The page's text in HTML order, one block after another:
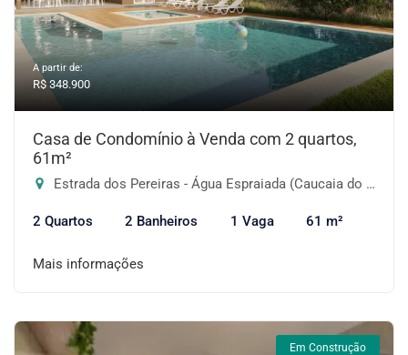
A partir de:
R$ 348.900
Casa de Condomínio à Venda com 2 quartos,
61m²
Estrada dos Pereiras - Água Espraiada (Caucaia do Alto), Cotia-SP
2 Quartos 2 Banheiros 1 Vaga 61 m²
Mais informações
Em Construção